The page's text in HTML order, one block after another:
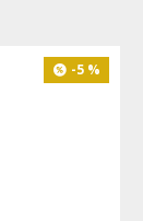
-5 %